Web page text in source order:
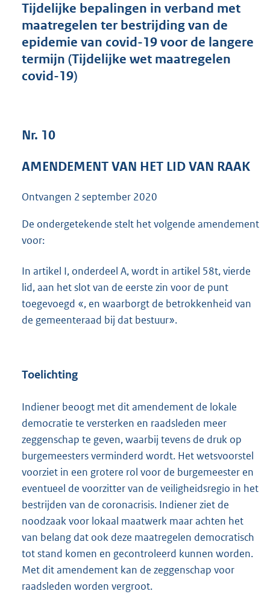
s
g
r
o
Tijdelijke bepalingen in verband met
maatregelen ter bestrijding van de
epidemie van covid-19 voor de langere
termijn (Tijdelijke wet maatregelen
covid-19)
Nr. 10
AMENDEMENT VAN HET LID VAN RAAK
Ontvangen 2 september 2020
De ondergetekende stelt het volgende amendement
voor:
In artikel I, onderdeel A, wordt in artikel 58t, vierde
lid, aan het slot van de eerste zin voor de punt
toegevoegd «, en waarborgt de betrokkenheid van
de gemeenteraad bij dat bestuur».
Toelichting
Indiener beoogt met dit amendement de lokale
democratie te versterken en raadsleden meer
zeggenschap te geven, waarbij tevens de druk op
burgemeesters verminderd wordt. Het wetsvoorstel
voorziet in een grotere rol voor de burgemeester en
eventueel de voorzitter van de veiligheidsregio in het
bestrijden van de coronacrisis. Indiener ziet de
noodzaak voor lokaal maatwerk maar achten het
van belang dat ook deze maatregelen democratisch
tot stand komen en gecontroleerd kunnen worden.
Met dit amendement kan de zeggenschap voor
raadsleden worden vergroot.